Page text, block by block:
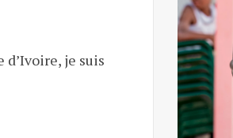
d’Ivoire, je suis